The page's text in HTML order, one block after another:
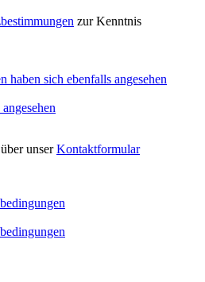
zur Kenntnis
haben sich ebenfalls angesehen
unserKontaktformular